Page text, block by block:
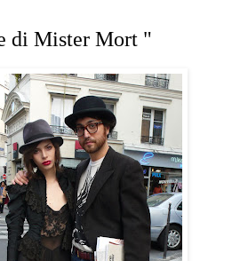
di Mister Mort "